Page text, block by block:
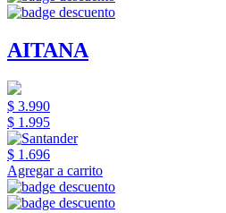
AITANA
$ 3.990
$ 1.995
$ 1.696
Agregar a carrito